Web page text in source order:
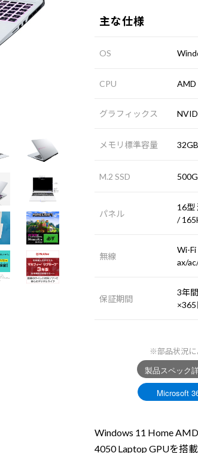
主な仕様
OS
CPU AMD
グラフィックス
メモリ標準容量
M.2 SSD
パネル
16型
/
無線
Wi-Fi
ax/
保証期間
3年
×365
※部品状況に
Windows 11 Home
4050 Laptop GPUを搭